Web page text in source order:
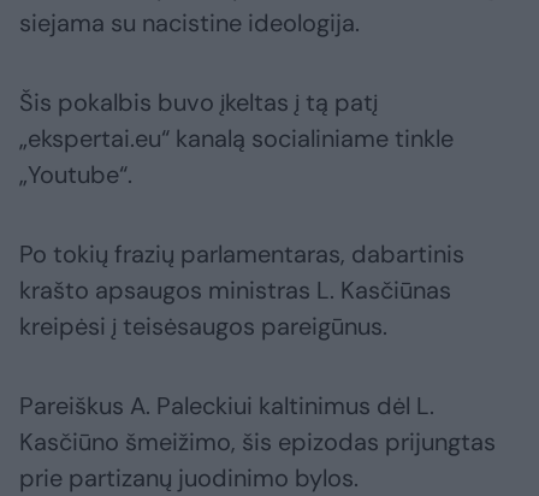
siejama su nacistine ideologija.
Šis pokalbis buvo įkeltas į tą patį
„ekspertai.eu“ kanalą socialiniame tinkle
„Youtube“.
Po tokių frazių parlamentaras, dabartinis
krašto apsaugos ministras L. Kasčiūnas
kreipėsi į teisėsaugos pareigūnus.
Pareiškus A. Paleckiui kaltinimus dėl L.
Kasčiūno šmeižimo, šis epizodas prijungtas
prie partizanų juodinimo bylos.